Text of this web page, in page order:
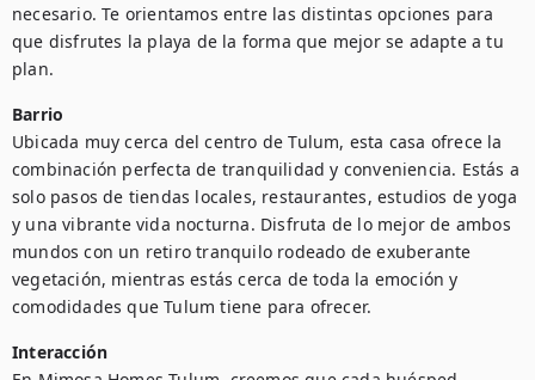
necesario. Te orientamos entre las distintas opciones para
que disfrutes la playa de la forma que mejor se adapte a tu
plan.
Barrio
Ubicada muy cerca del centro de Tulum, esta casa ofrece la
combinación perfecta de tranquilidad y conveniencia. Estás a
solo pasos de tiendas locales, restaurantes, estudios de yoga
y una vibrante vida nocturna. Disfruta de lo mejor de ambos
mundos con un retiro tranquilo rodeado de exuberante
vegetación, mientras estás cerca de toda la emoción y
comodidades que Tulum tiene para ofrecer.
Interacción